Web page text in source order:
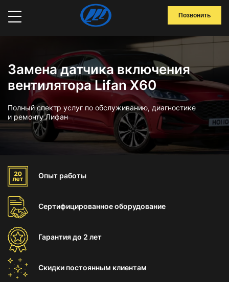
Позвонить
Замена датчика включения
вентилятора Lifan X60
Полный спектр услуг по обслуживанию, диагностике
и ремонту Лифан
Опыт работы
Сертифицированноеоборудование
Гарантиядо 2 лет
Скидки постоянным клиентам